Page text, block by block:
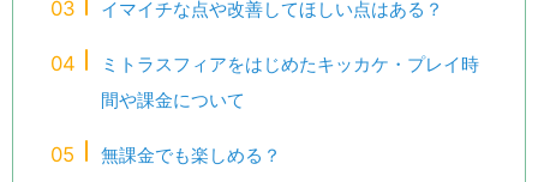
イマイチな点や改善してほしい点はある？
ミトラスフィアをはじめたキッカケ・プレイ時
間や課金について
無課金でも楽しめる？